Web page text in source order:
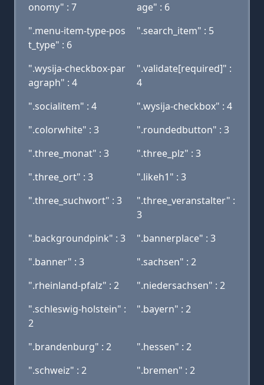
onomy" : 7
age" : 6
".menu-item-type-pos
t_type" : 6
".search_item" : 5
".wysija-checkbox-par
agraph" : 4
".validate[required]" :
4
".socialitem" : 4
".wysija-checkbox" : 4
".colorwhite" : 3
".roundedbutton" : 3
".three_monat" : 3
".three_plz" : 3
".three_ort" : 3
".likeh1" : 3
".three_suchwort" : 3
".three_veranstalter" :
3
".backgroundpink" : 3
".bannerplace" : 3
".banner" : 3
".sachsen" : 2
".rheinland-pfalz" : 2
".niedersachsen" : 2
".schleswig-holstein" :
2
".bayern" : 2
".brandenburg" : 2
".hessen" : 2
".schweiz" : 2
".bremen" : 2